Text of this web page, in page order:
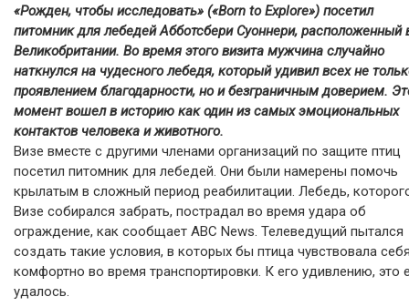
«Рожден, чтобы исследовать» («Born to Explore») посетил
питомник для лебедей Абботсбери Суоннери, расположенный
Великобритании. Во время этого визита мужчина случайно
наткнулся на чудесного лебедя, который удивил всех не
проявлением благодарности, но и безграничным доверием.
момент вошел в историю как один из самых эмоциональных
контактов человека и животного.
Визе вместе с другими членами организаций по защите птиц
посетил питомник для лебедей. Они были намерены помочь
крылатым в сложный период реабилитации. Лебедь,
Визе собирался забрать, пострадал во время удара об
ограждение, как сообщает ABC News. Телеведущий пытался
создать такие условия, в которых бы птица чувствовала
комфортно во время транспортировки. К его удивлению, это
удалось.